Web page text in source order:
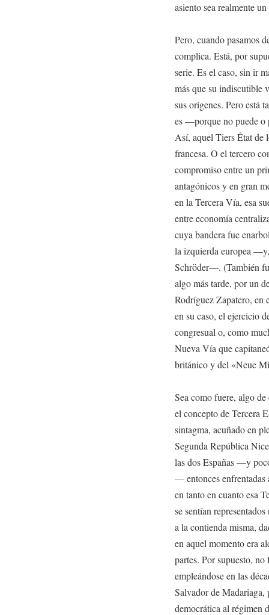
asiento sea realmente
Pero, cuando pasamos
complica. Está, por
serie. Es el caso, sin ir
más que su indiscutible
sus orígenes. Pero está
es —porque no puede
Así, aquel Tiers État de
francesa. O el tercero
compromiso entre un
antagónicos y en gran
en la Tercera Vía, esa
entre economía
cuya bandera fue
la izquierda europea
Schröder—. (También
algo más tarde, por un
Rodríguez Zapatero,
en su caso, el ejercicio
congresual o, como
Nueva Vía que
británico y del «Neue
Sea como fuere, algo
el concepto de Tercera
sintagma, acuñado en
Segunda República
las dos Españas —y
— entonces enfrentadas
en tanto en cuanto esa
se sentían
a la contienda misma,
en aquel momento era
partes. Por supuesto,
empleándose en las
Salvador de
democrática al